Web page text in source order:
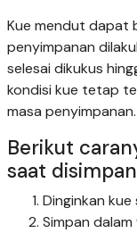
Kue mendut dapat
penyimpanan
selesai dikukus
kondisi kue tetap
masa penyimpanan.
Berikut
saat
Dinginkan kue
Simpan